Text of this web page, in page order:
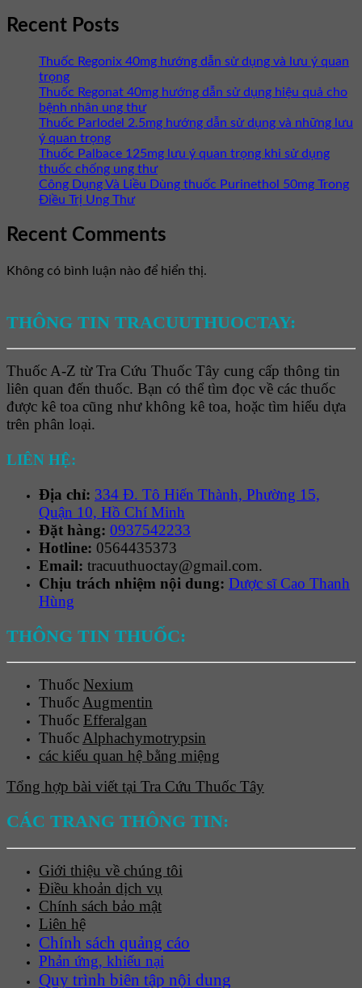
Recent Posts
Thuốc Regonix 40mg hướng dẫn sử dụng và lưu ý quan
trọng
Thuốc Regonat 40mg hướng dẫn sử dụng hiệu quả cho
bệnh nhân ung thư
Thuốc Parlodel 2.5mg hướng dẫn sử dụng và những lưu
ý quan trọng
Thuốc Palbace 125mg lưu ý quan trọng khi sử dụng
thuốc chống ung thư
Công Dụng Và Liều Dùng thuốc Purinethol 50mg Trong
Điều Trị Ung Thư
Recent Comments
Không có bình luận nào để hiển thị.
THÔNG TIN TRACUUTHUOCTAY:
Thuốc A-Z từ Tra Cứu Thuốc Tây cung cấp thông tin
liên quan đến thuốc. Bạn có thể tìm đọc về các thuốc
được kê toa cũng như không kê toa, hoặc tìm hiểu dựa
trên phân loại.
LIÊN HỆ:
Địa chỉ: 334 Đ. Tô Hiến Thành, Phường 15,
Quận 10, Hồ Chí Minh
Đặt hàng: 0937542233
Hotline: 0564435373
Email: tracuuthuoctay@gmail.com.
Chịu trách nhiệm nội dung: Dược sĩ Cao Thanh
Hùng
THÔNG TIN THUỐC:
Thuốc Nexium
ThuốcAugmentin
Thuốc Efferalgan
ThuốcAlphachymotrypsin
các kiểu quan hệ bằng miệng
Tổng hợp bài viết tại Tra Cứu Thuốc Tây
CÁC TRANG THÔNG TIN:
Giới thiệu về chúng tôi
Điều khoản dịch vụ
Chính sách bảo mật
Liên hệ
Chính sách quảng cáo
Phản ứng, khiếu nại
Quy trình biên tập nội dung